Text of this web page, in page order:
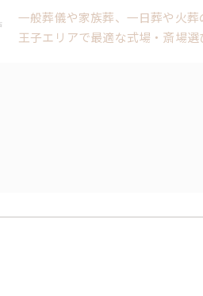
一般葬儀や家族葬、一日葬や火
王子エリアで最適な式場・斎場選